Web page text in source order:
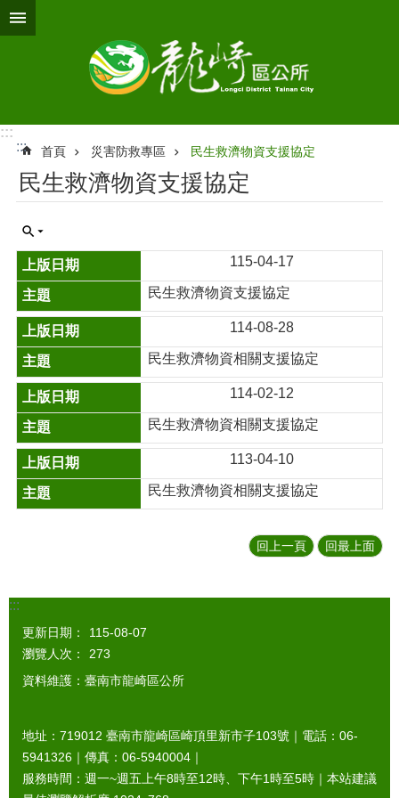
跳到主要內容區塊
:::
:::
首頁 災害防救專區 民生救濟物資支援協定
民生救濟物資支援協定
115-04-17
民生救濟物資支援協定
114-08-28
民生救濟物資相關支援協定
114-02-12
民生救濟物資相關支援協定
113-04-10
民生救濟物資相關支援協定
回上一頁 回最上面
:::
更新日期：
115-08-07
瀏覽人次：
273
資料維護：臺南市龍崎區公所
地址：719012 臺南市龍崎區崎頂里新市子103號｜電話：06-
5941326｜傳真：06-5940004｜
服務時間：週一~週五上午8時至12時、下午1時至5時｜本站建議